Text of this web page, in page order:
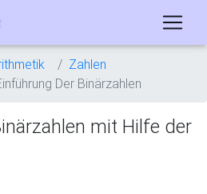
Zahlen
Der Binärzahlen
mit Hilfe der